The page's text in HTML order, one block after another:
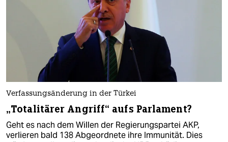
Verfassungsänderung in der Türkei
„Totalitärer Angriff“ aufs Parlament?
Geht es nach dem Willen der Regierungspartei AKP,
verlieren bald 138 Abgeordnete ihre Immunität. Dies